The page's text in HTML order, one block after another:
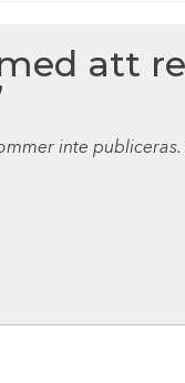
att
inte publiceras.